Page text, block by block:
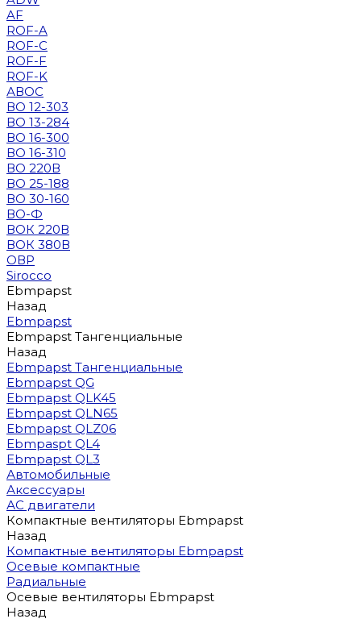
AF
ROF-A
ROF-C
ROF-F
ROF-K
АВОС
ВО 12-303
ВО 13-284
ВО 16-300
ВО 16-310
ВО 220В
ВО 25-188
ВО 30-160
ВО-Ф
ВОК 220В
ВОК 380В
ОВР
Sirocco
Ebmpapst
Назад
Ebmpapst
Ebmpapst Тангенциальные
Назад
Ebmpapst Тангенциальные
Ebmpapst QG
Ebmpapst QLK45
Ebmpapst QLN65
Ebmpapst QLZ06
Ebmpaspt QL4
Ebmpapst QL3
Автомобильные
Аксессуары
АС двигатели
Компактные вентиляторы Ebmpapst
Назад
Компактные вентиляторы Ebmpapst
Осевые компактные
Радиальные
Осевые вентиляторы Ebmpapst
Назад